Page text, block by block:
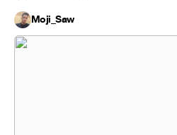
Moji_Saw